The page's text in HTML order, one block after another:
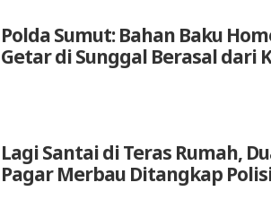
Polda Sumut: Bahan Baku
Getar di Sunggal Berasal dari
Lagi Santai di Teras Rumah,
Pagar Merbau Ditangkap